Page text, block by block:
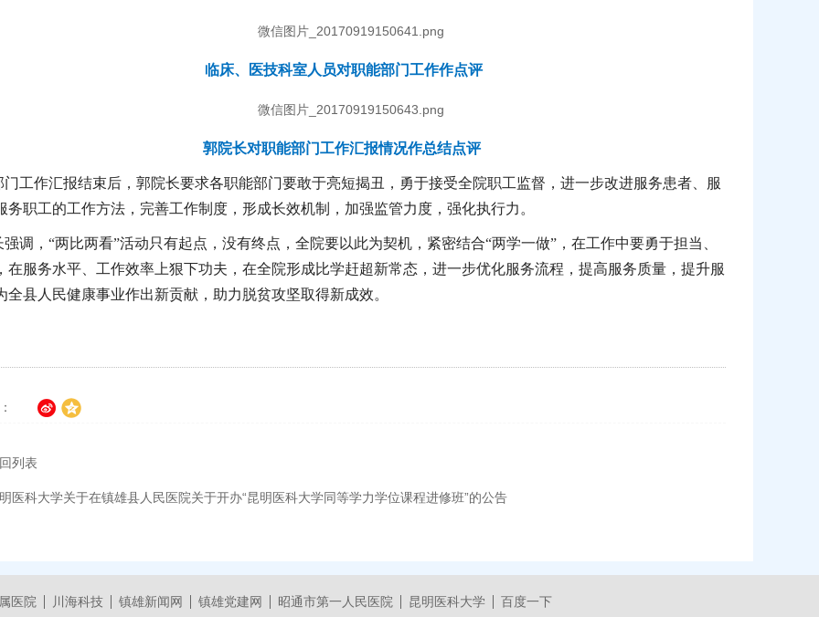
临床、医技科室人员对职能部门工作作点评
郭院长对职能部门工作汇报情况作总结点评
门工作汇报结束后，郭院长要求各职能部门要敢于亮短揭丑，勇于接受全院职工监督，进一步改进服务患者、服
务职工的工作方法，完善工作制度，形成长效机制，加强监管力度，强化执行力。
强调，“两比两看”活动只有起点，没有终点，全院要以此为契机，紧密结合“两学一做”，在工作中要勇于担当、
在服务水平、工作效率上狠下功夫，在全院形成比学赶超新常态，进一步优化服务流程，提高服务质量，提升服
全县人民健康事业作出新贡献，助力脱贫攻坚取得新成效。
列表
医科大学关于在镇雄县人民医院关于开办“昆明医科大学同等学力学位课程进修班”的公告
医院 川海科技 镇雄新闻网 镇雄党建网 昭通市第一人民医院 昆明医科大学 百度一下